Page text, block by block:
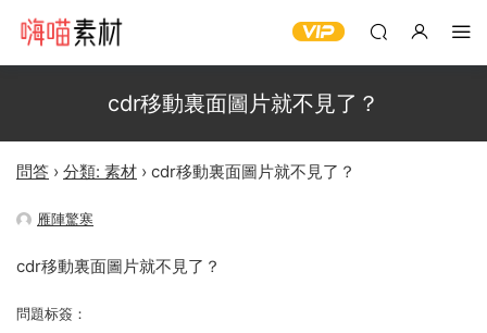
cdr移動裏面圖片就不見了？
問答 › 分類: 素材 › cdr移動裏面圖片就不見了？
雁陣驚寒
cdr移動裏面圖片就不見了？
問題标簽：